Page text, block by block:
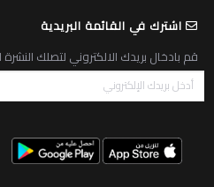
اشترك في القائمة البريدية
قم بادخال بريدك الالكتروني لتصلك النشرة